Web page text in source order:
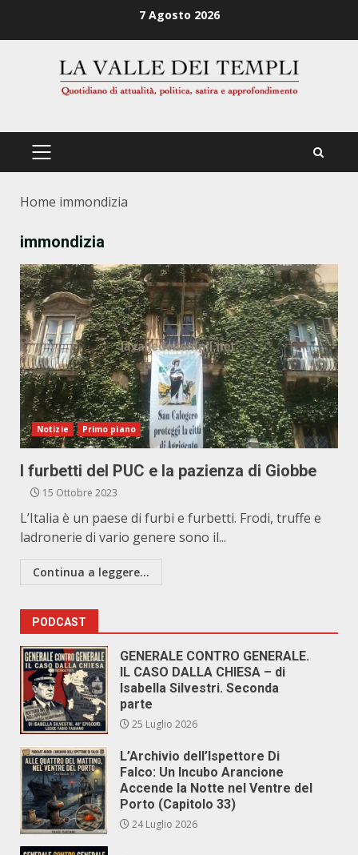
7 Agosto 2026
PRIMÄRES
Home immondizia
immondizia
Notizie Primo piano
I furbetti del PUC e la pazienza di Giobbe
15 Ottobre 2023
L’Italia è un paese di furbi e furbetti. Frodi, truffe e
ladronerie di vario genere sono il...
Continua a leggere...
PODCAST
GENERALE CONTRO GENERALE.
IL CASO DALLA CHIESA – di
Isabella Silvestri. Seconda
parte
25 Luglio 2026
L’Archivio dell’Ispettore Di
Falco: Un Incubo Arancione
Accende la Notte nel Ventre del
Porto (Capitolo 33)
24 Luglio 2026